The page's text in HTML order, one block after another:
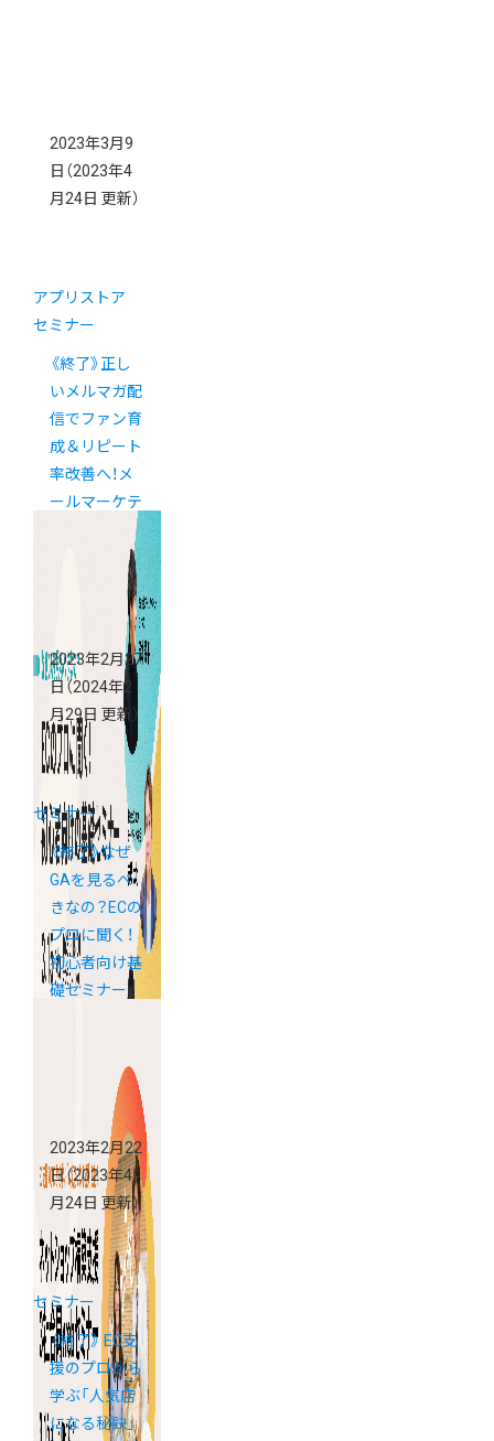
2023年3月9
日 （2023年4
月24日 更新）
アプリストア
セミナー
《終了》正し
いメルマガ配
信でファン育
成＆リピート
率改善へ！メ
ールマーケテ
ィングセミナ
2023年2月27
日 （2024年2
月29日 更新）
セミナー
《終了》なぜ
GAを見るべ
きなの？ECの
プロに聞く！
初心者向け基
礎セミナー
2023年2月22
日（2023年4
月24日 更新）
セミナー
《終了》 EC支
援のプロから
学ぶ「人気店
になる秘訣」